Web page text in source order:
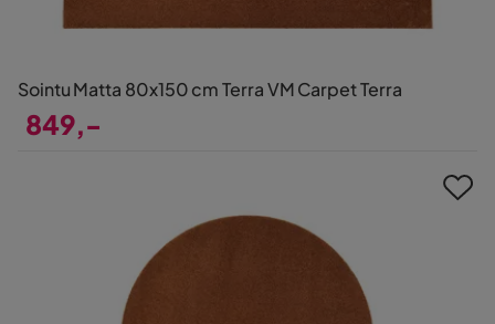
Sointu Matta 80x150 cm Terra VM Carpet Terra
849,-